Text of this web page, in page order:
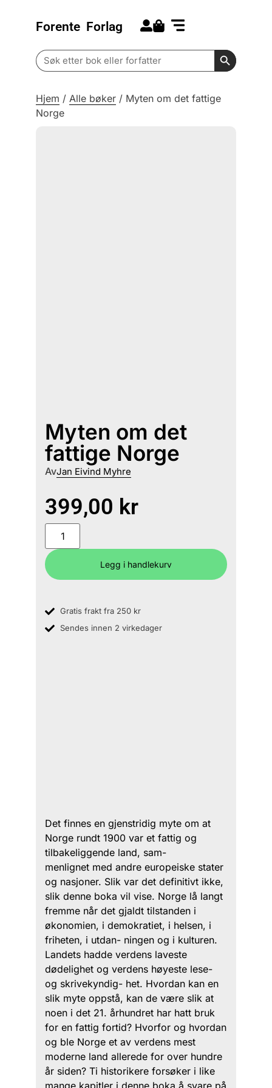
Forente Forlag
Search
for:
Search
Hjem / Alle bøker / Myten om det fattige
Norge
Myten om det
fattige Norge
AvJan Eivind Myhre
399,00 kr
Legg i handlekurv
Gratis frakt fra 250 kr
Sendes innen 2 virkedager
Det finnes en gjenstridig myte om at
Norge rundt 1900 var et fattig og
tilbakeliggende land, sam-
menlignet med andre europeiske stater
og nasjoner. Slik var det definitivt ikke,
slik denne boka vil vise. Norge lå langt
fremme når det gjaldt tilstanden i
økonomien, i demokratiet, i helsen, i
friheten, i utdan- ningen og i kulturen.
Landets hadde verdens laveste
dødelighet og verdens høyeste lese-
og skrivekyndig- het. Hvordan kan en
slik myte oppstå, kan de være slik at
noen i det 21. århundret har hatt bruk
for en fattig fortid? Hvorfor og hvordan
og ble Norge et av verdens mest
moderne land allerede for over hundre
år siden? Ti historikere forsøker i like